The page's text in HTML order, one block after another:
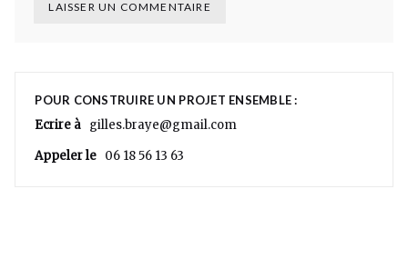
POUR CONSTRUIRE UN PROJET ENSEMBLE :
Ecrire à gilles.braye@gmail.com
Appeler le 06 18 56 13 63